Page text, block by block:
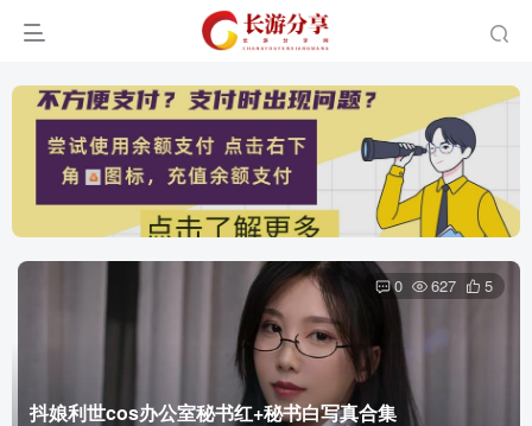
抖娘利世cos办公室秘书红+秘书白写真合集
0 627 5